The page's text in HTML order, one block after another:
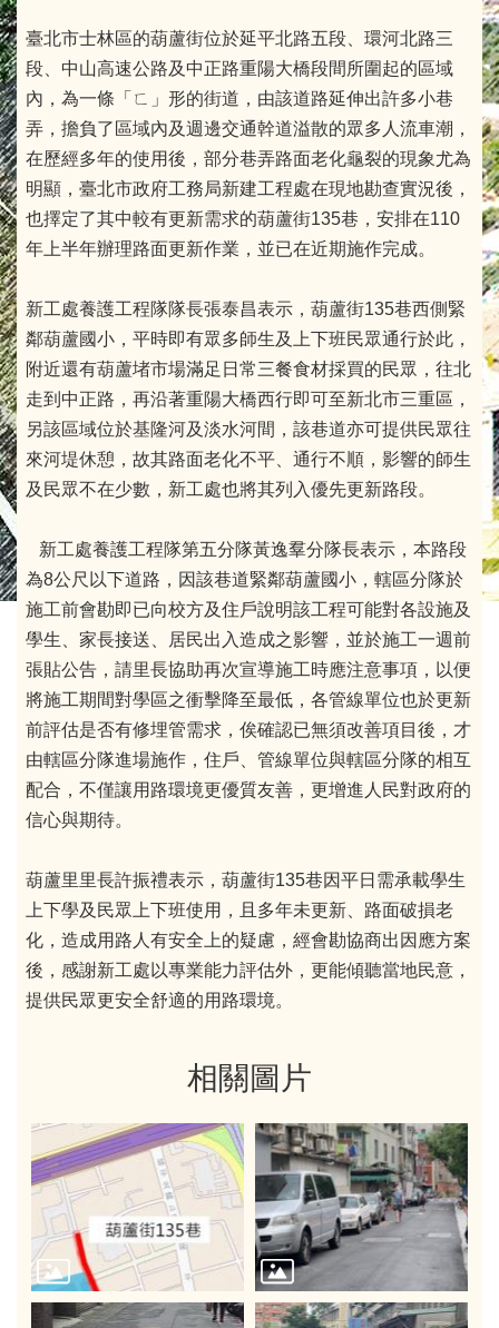
臺北市士林區的葫蘆街位於延平北路五段、環河北路三
段、中山高速公路及中正路重陽大橋段間所圍起的區域
內，為一條「ㄈ」形的街道，由該道路延伸出許多小巷
弄，擔負了區域內及週邊交通幹道溢散的眾多人流車潮，
在歷經多年的使用後，部分巷弄路面老化龜裂的現象尤為
明顯，臺北市政府工務局新建工程處在現地勘查實況後，
也擇定了其中較有更新需求的葫蘆街135巷，安排在110
年上半年辦理路面更新作業，並已在近期施作完成。
新工處養護工程隊隊長張泰昌表示，葫蘆街135巷西側緊
鄰葫蘆國小，平時即有眾多師生及上下班民眾通行於此，
附近還有葫蘆堵市場滿足日常三餐食材採買的民眾，往北
走到中正路，再沿著重陽大橋西行即可至新北市三重區，
另該區域位於基隆河及淡水河間，該巷道亦可提供民眾往
來河堤休憩，故其路面老化不平、通行不順，影響的師生
及民眾不在少數，新工處也將其列入優先更新路段。
新工處養護工程隊第五分隊黃逸羣分隊長表示，本路段
為8公尺以下道路，因該巷道緊鄰葫蘆國小，轄區分隊於
施工前會勘即已向校方及住戶說明該工程可能對各設施及
學生、家長接送、居民出入造成之影響，並於施工一週前
張貼公告，請里長協助再次宣導施工時應注意事項，以便
將施工期間對學區之衝擊降至最低，各管線單位也於更新
前評估是否有修埋管需求，俟確認已無須改善項目後，才
由轄區分隊進場施作，住戶、管線單位與轄區分隊的相互
配合，不僅讓用路環境更優質友善，更增進人民對政府的
信心與期待。
葫蘆里里長許振禮表示，葫蘆街135巷因平日需承載學生
上下學及民眾上下班使用，且多年未更新、路面破損老
化，造成用路人有安全上的疑慮，經會勘協商出因應方案
後，感謝新工處以專業能力評估外，更能傾聽當地民意，
提供民眾更安全舒適的用路環境。
相關圖片